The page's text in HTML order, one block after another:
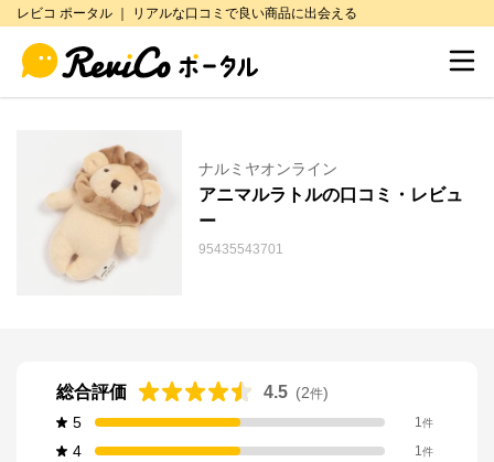
レビコ ポータル ｜ リアルな口コミで良い商品に出会える
ナルミヤオンライン
アニマルラトルの口コミ・レビュ
ー
95435543701
総合評価 4.5 (2件)
5
1件
4 1件